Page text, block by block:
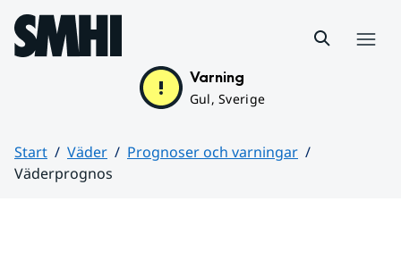
Hoppa till sidans innehåll
Varning
Gul, Sverige
Start Väder
Prognoser och varningar
Väderprognos